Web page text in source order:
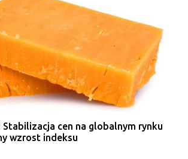
Stabilizacja cen na globalnym rynku
wzrost indeksu